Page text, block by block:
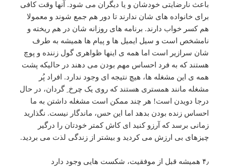
باعث نارضایتی خودشان و یا دیگران می شود. آنها وقت کافی
برای خانواده های شان ندارند تا دور هم جمع شوند و معمولا
هم کسر خواب دارند. برنامه های روزانه شان در هم ریخته و
نامشخص است و سیل ایمیل ها و پیام ها همیشه به طرف
شان سرازیر است اما همه ی اینها ظواهری گول زننده و پوچ
هستند که به فرد احساس مهم بودن می دهند در حالیکه پشت
همه ی این مشغله ها، هیچ نتیجه ای وجود ندارد. افراد پُر
مشغله مانند همستری هستند که روی یک چرخ ِ گردان، در حال
درجا دویدن است! هر چند ممکن است مشغله داشتن به ما
احساس زنده بودن بدهد اما این حس، ماندگار نیست. نگذارید
زمانی برسد که آرزو کنید ای کاش کمتر خودتان را درگیر
چیزهای بی ارزش می کردید و بیشتر از زندگی لذت می بردید.
۴٫ همیشه قبل از موفقیت، شکست هایی وجود دارد